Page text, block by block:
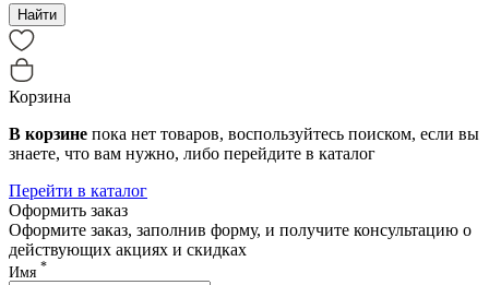
Найти
Корзина
В корзине пока нет товаров, воспользуйтесь поиском, если вы
знаете, что вам нужно, либо перейдите в каталог
Перейти в каталог
Оформить заказ
Оформите заказ, заполнив форму, и получите консультацию о
действующих акциях и скидках
Имя *